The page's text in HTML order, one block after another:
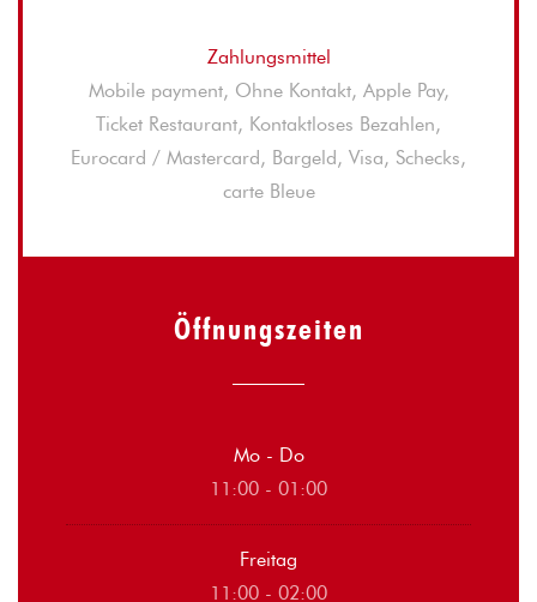
Zahlungsmittel
Mobile payment, Ohne Kontakt, Apple Pay,
Ticket Restaurant, Kontaktloses Bezahlen,
Eurocard / Mastercard, Bargeld, Visa, Schecks,
carte Bleue
Öffnungszeiten
Mo- Do
11:00 - 01:00
Freitag
11:00 - 02:00